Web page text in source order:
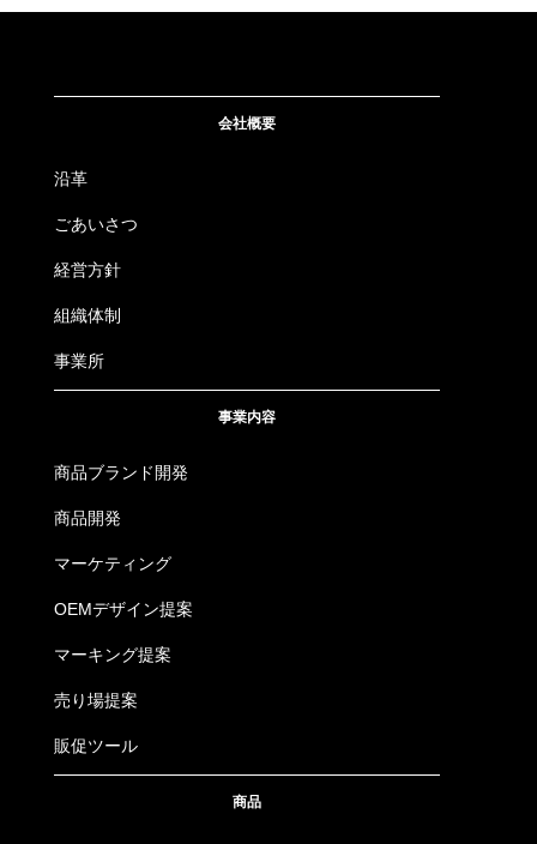
会社概要
沿革
ごあいさつ
経営方針
組織体制
事業所
事業内容
商品ブランド開発
商品開発
マーケティング
OEMデザイン提案
マーキング提案
売り場提案
販促ツール
商品